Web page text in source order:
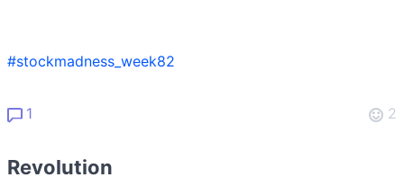
#stockmadness_week82
1 2
Revolution